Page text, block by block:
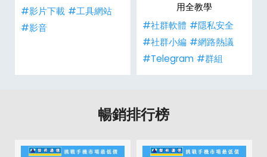
#影片下載 #工具網站
#影音
用全教學
#社群軟體 #隱私安全
#社群小編 #網路熱議
#Telegram #群組
暢銷排行榜